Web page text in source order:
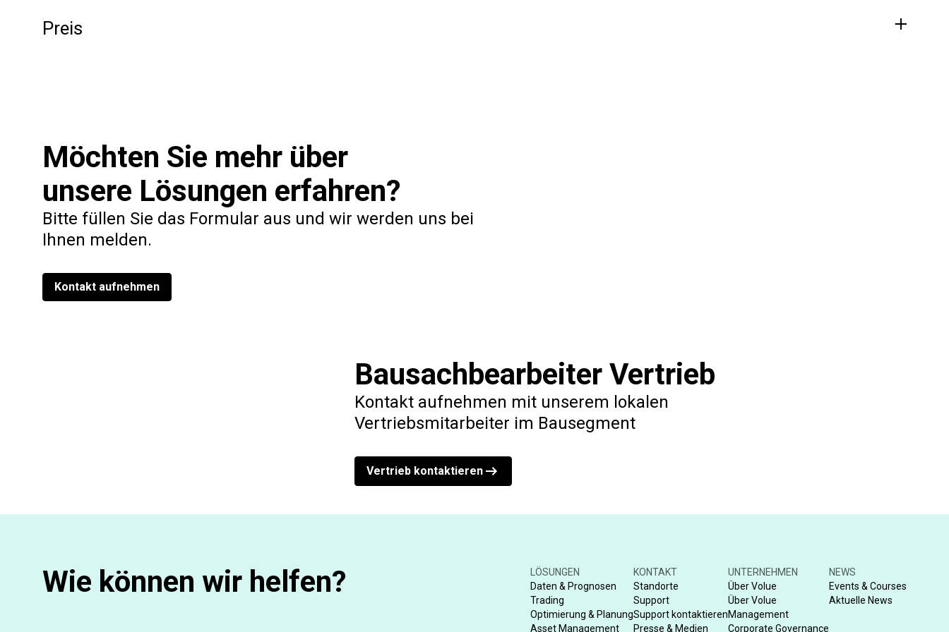
Benutzer können Abweichungen vom Plan oder Vertrag schnell und einfach direkt am Ort der Produktion dokumentieren, wo die
Die Android-App herunterladen
Die iOS-App herunterladen
Die Windows-App herunterladen
Preis
Möchten Sie mehr über
unsere Lösungen erfahren?
Bitte füllen Sie das Formular aus und wir werden uns bei
Ihnen melden.
Kontakt aufnehmen
Bausachbearbeiter Vertrieb
Kontakt aufnehmen mit unserem lokalen
Vertriebsmitarbeiter im Bausegment
Vertrieb kontaktieren
Wie können wir helfen?
LÖSUNGEN
Daten & Prognosen
Trading
Optimierung & Planung
Asset Management
KONTAKT
Standorte
Support
Support kontaktieren
Presse & Medien
UNTERNEHMEN
Über Volue
Über Volue
Management
Corporate Governance
NEWS
Events & Courses
Aktuelle News